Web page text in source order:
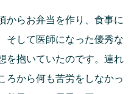
からお弁当を作り、食事に
そして医師になった優秀な
を抱いていたのです。連れ
ろから何も苦労をしなかっ